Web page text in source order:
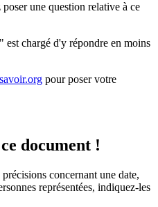
une question relative à ce
chargé d'y répondre en moins
pour poser votre
document !
concernant une date,
représentées, indiquez-les